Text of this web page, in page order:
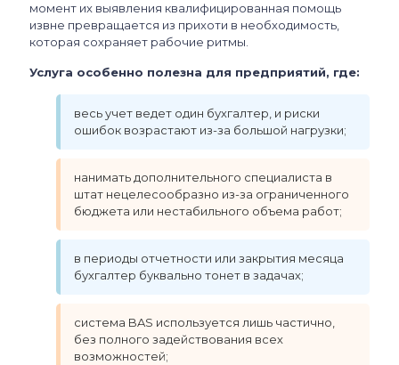
момент их выявления квалифицированная помощь
извне превращается из прихоти в необходимость,
которая сохраняет рабочие ритмы.
Услуга особенно полезна для предприятий, где:
весь учет ведет один бухгалтер, и риски
ошибок возрастают из-за большой нагрузки;
нанимать дополнительного специалиста в
штат нецелесообразно из-за ограниченного
бюджета или нестабильного объема работ;
в периоды отчетности или закрытия месяца
бухгалтер буквально тонет в задачах;
система BAS используется лишь частично,
без полного задействования всех
возможностей;